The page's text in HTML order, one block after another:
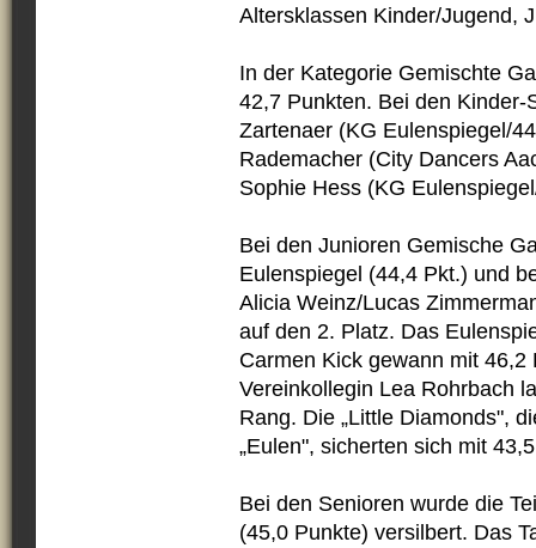
Altersklassen Kinder/Jugend,
In der Kategorie Gemischte
42,7 Punkten. Bei den
Zartenaer (KG Eulenspiegel/
Rademacher (City Dancers
Sophie Hess (KG
Bei den Junioren Gemische
Eulenspiegel (44,4 Pkt.) und
Alicia Weinz/Lucas
auf den 2. Platz. Das
Carmen Kick gewann mit
Vereinkollegin Lea Rohrbach
Rang. Die „Little Diamonds",
„Eulen", sicherten sich mit
Bei den Senioren wurde die
(45,0 Punkte) versilbert. Das